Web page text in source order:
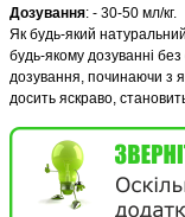
Дозування: - 30-50 мл/кг.
Як будь-який
будь-якому дозуванні
дозування, починаючи з
досить яскраво,